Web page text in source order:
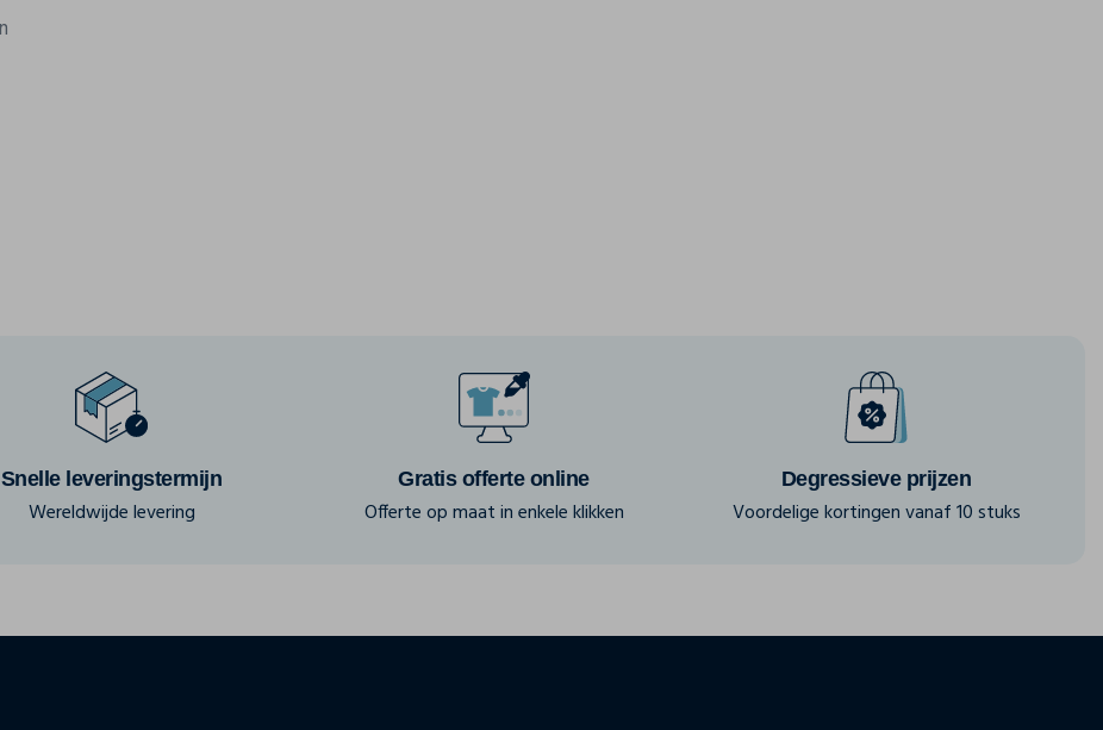
Snelle leveringstermijn
Wereldwijde levering
Gratis offerte online
Offerte op maat in enkele klikken
Degressieve prijzen
Voordelige kortingen vanaf 10 stuks